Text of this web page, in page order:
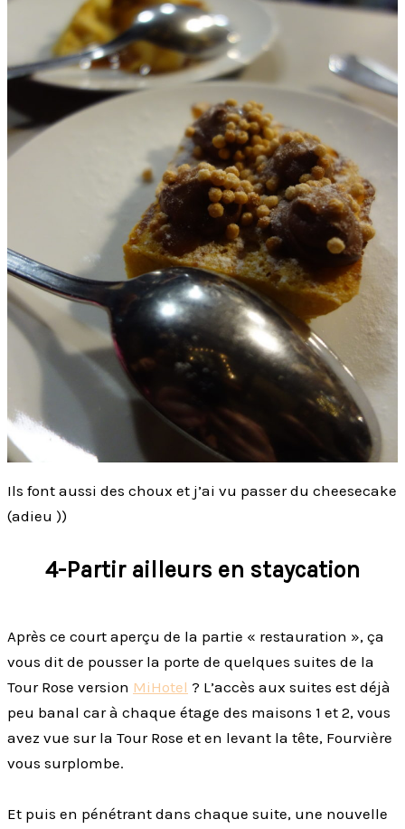
Ils font aussi des choux et j’ai vu passer du cheesecake
(adieu ))
4-Partir ailleurs en staycation
Après ce court aperçu de la partie « restauration », ça
vous dit de pousser la porte de quelques suites de la
Tour Rose version MiHotel ? L’accès aux suites est déjà
peu banal car à chaque étage des maisons 1 et 2, vous
avez vue sur la Tour Rose et en levant la tête, Fourvière
vous surplombe.
Et puis en pénétrant dans chaque suite, une nouvelle